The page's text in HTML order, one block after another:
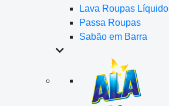
Lava Roupas Líquido
Passa Roupas
Sabão em Barra